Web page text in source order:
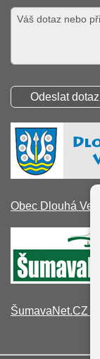
Obec Dlouhá Ves
ŠumavaNet.CZ -